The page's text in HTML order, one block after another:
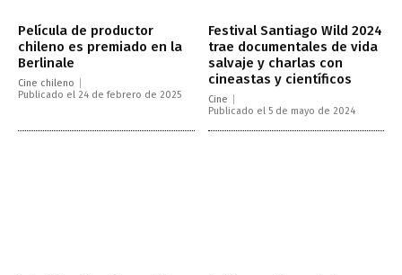
Película de productor
chileno es premiado en la
Berlinale
Cine chileno
Publicado el 24 de febrero de 2025
Festival Santiago Wild 2024
trae documentales de vida
salvaje y charlas con
cineastas y científicos
Cine
Publicado el 5 de mayo de 2024